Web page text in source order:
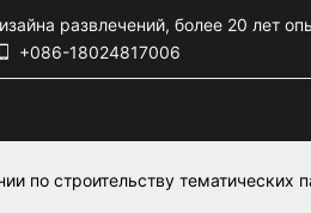
развлечений, более 20 лет
+086-18024817006
по строительству тематических